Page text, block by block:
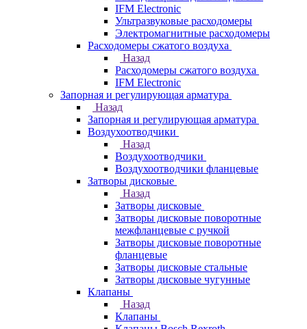
IFM Electronic
Ультразвуковые расходомеры
Электромагнитные расходомеры
Расходомеры сжатого воздуха
Назад
Расходомеры сжатого воздуха
IFM Electronic
Запорная и регулирующая арматура
Назад
Запорная и регулирующая арматура
Воздухоотводчики
Назад
Воздухоотводчики
Воздухоотводчики фланцевые
Затворы дисковые
Назад
Затворы дисковые
Затворы дисковые поворотные
межфланцевые с ручкой
Затворы дисковые поворотные
фланцевые
Затворы дисковые стальные
Затворы дисковые чугунные
Клапаны
Назад
Клапаны